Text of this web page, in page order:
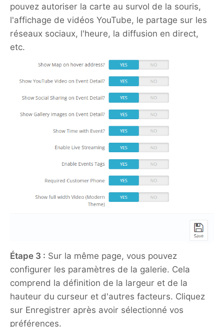
pouvez autoriser la carte au survol de la souris,
l'affichage de vidéos YouTube, le partage sur les
réseaux sociaux, l'heure, la diffusion en direct,
etc.
Étape 3 : Sur la même page, vous pouvez
configurer les paramètres de la galerie. Cela
comprend la définition de la largeur et de la
hauteur du curseur et d'autres facteurs. Cliquez
sur Enregistrer après avoir sélectionné vos
préférences.